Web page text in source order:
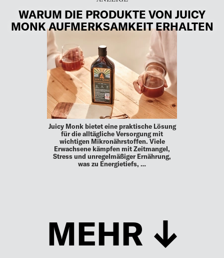
WARUM DIE PRODUKTE VON JUICY
MONK AUFMERKSAMKEIT ERHALTEN
Juicy Monk bietet eine praktische Lösung
für die alltägliche Versorgung mit
wichtigen Mikronährstoffen. Viele
Erwachsene kämpfen mit Zeitmangel,
Stress und unregelmäßiger Ernährung,
was zu Energietiefs, …
MEHR